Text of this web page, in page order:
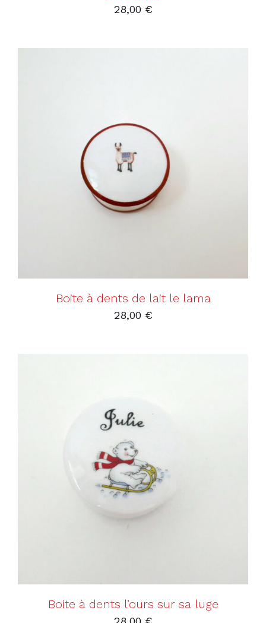
28,00 €
AJOUTER AU PANIER
Boite à dents de lait le lama
28,00 €
AJOUTER AU PANIER /
Boite à dents l’ours sur sa luge